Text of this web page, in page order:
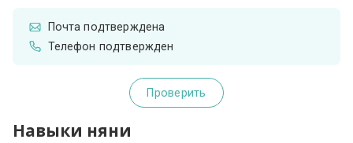
Почта подтверждена
Телефон подтвержден
Проверить
Навыки няни